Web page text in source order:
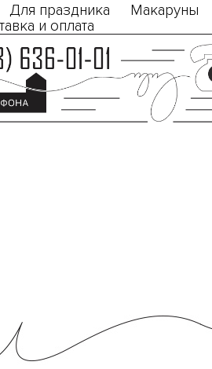
Для праздника
Макаруны
и оплата